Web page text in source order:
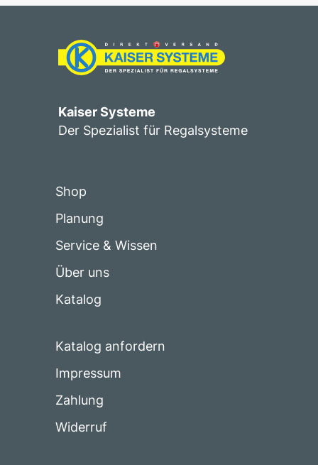
Kaiser Systeme
Der Spezialist für Regalsysteme
Shop
Planung
Service & Wissen
Über uns
Katalog
Katalog anfordern
Impressum
Zahlung
Widerruf